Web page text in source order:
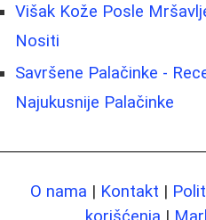
Višak Kože Posle
Nositi
Savršene Palačinke -
Najukusnije Palačinke
O nama | Kontakt |